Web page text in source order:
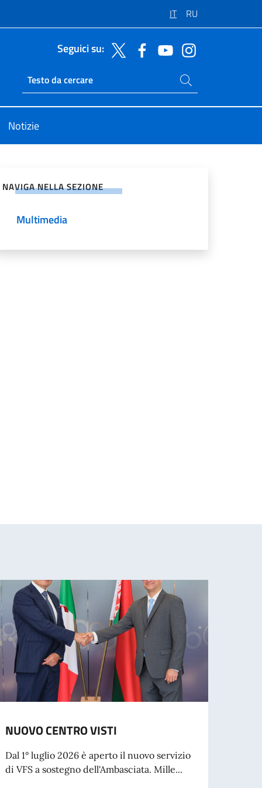
IT RU
Seguici su:
Ricerca sito live
Cerca nel sito
Notizie
NAVIGA NELLA SEZIONE
Multimedia
NUOVO CENTRO VISTI
Dal 1° luglio 2026 è aperto il nuovo servizio
di VFS a sostegno dell'Ambasciata. Mille...